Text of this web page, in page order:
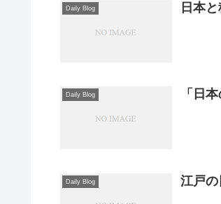
Daily Blog 日本
Daily Blog 「日
Daily Blog 江戸